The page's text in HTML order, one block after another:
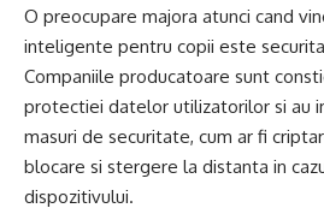
O preocupare majora atunci cand
inteligente pentru copii este
Companiile producatoare sunt
protectiei datelor utilizatorilor si au
masuri de securitate, cum ar fi
blocare si stergere la distanta in
dispozitivului.